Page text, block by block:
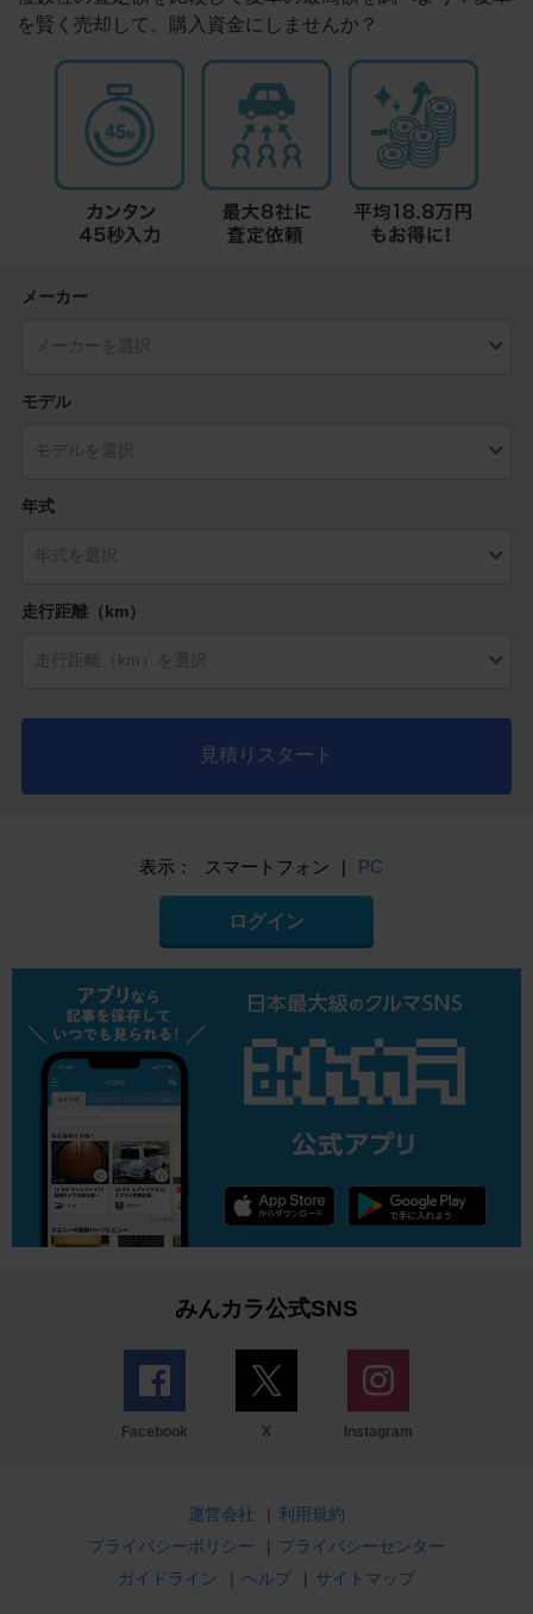
を賢く売却して、購入資金にしませんか？
メーカー
モデル
年式
走行距離（km）
見積りスタート
表示： スマートフォン | PC
ログイン
みんカラ公式SNS
Facebook X Instagram
運営会社 | 利用規約
プライバシーポリシー
| プライバシーセンター
ガイドライン
| ヘルプ | サイトマップ